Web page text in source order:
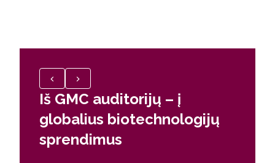
Iš GMC auditorijų – į
globalius biotechnologijų
sprendimus